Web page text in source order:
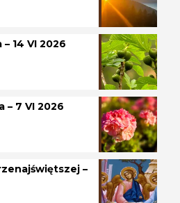
– 14 VI 2026
– 7 VI 2026
–